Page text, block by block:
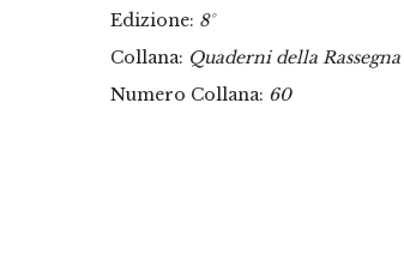
Edizione: 8°
Collana: Quaderni della Rassegna
Numero Collana: 60